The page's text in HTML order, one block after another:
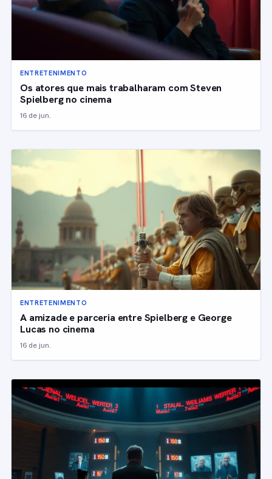
ENTRETENIMENTO
Os atores que mais trabalharam com Steven
Spielberg no cinema
16 de jun.
ENTRETENIMENTO
A amizade e parceria entre Spielberg e George
Lucas no cinema
16 de jun.